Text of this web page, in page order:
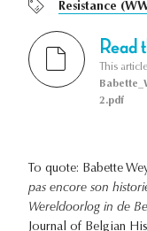
Resistance
Read
This
2.pdf
To quote: Babette
pas encore son
Wereldoorlog in de
Journal of Belgian